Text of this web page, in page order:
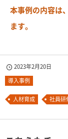
本事例の内容は
ます。
2023年2月20日
導入事例
人材育成 社員研